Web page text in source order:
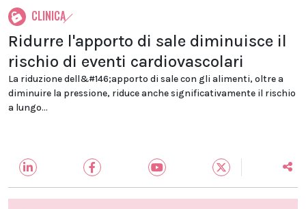
CLINICA
Ridurre l'apporto di sale diminuisce il
rischio di eventi cardiovascolari
La riduzione dell&#146;apporto di sale con gli alimenti, oltre a
diminuire la pressione, riduce anche significativamente il rischio
a lungo...